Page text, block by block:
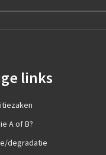
links
A of B?
degradatie